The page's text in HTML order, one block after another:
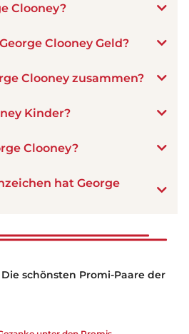
Clooney?
Clooney Geld?
Clooney zusammen?
Kinder?
Clooney?
hat George
schönsten Promi-Paare der